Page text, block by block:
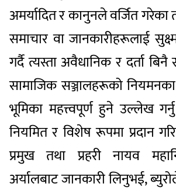
अमर्यादित र कानुनले वर्जित गरेका
समाचार वा जानकारीहरूलाई
गर्दै त्यस्ता अवैधानिक र दर्ता
सामाजिक सञ्जालहरूको
भूमिका महत्त्वपूर्ण हुने उल्लेख
नियमित र विशेष रूपमा प्रदान
प्रमुख तथा प्रहरी नायव
अर्यालबाट जानकारी लिनुभई,